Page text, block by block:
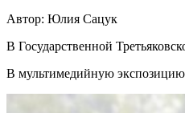
Автор: Юлия Сацук
В Государственной
В мультимедийную